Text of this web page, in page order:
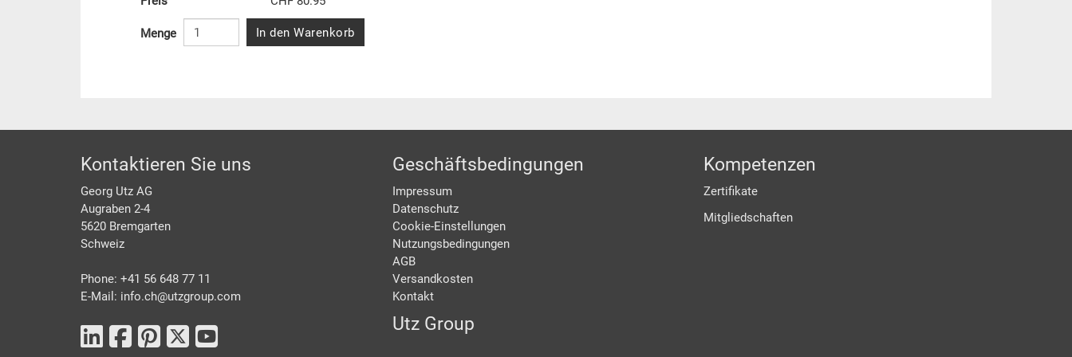
Menge In den Warenkorb
Footer
Kontaktieren Sie uns
Georg Utz AG
Augraben 2-4
5620 Bremgarten
Schweiz
Phone: +41 56 648 77 11
E-Mail: info.ch@utzgroup.com
Geschäftsbedingungen
Impressum
Datenschutz
Cookie-Einstellungen
Nutzungsbedingungen
AGB
Versandkosten
Kontakt
Utz Group
Kompetenzen
Zertifikate
Mitgliedschaften